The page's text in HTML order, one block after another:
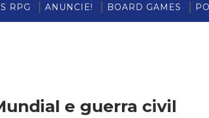
RPG ANUNCIE! BOARD GAMES
e guerra civil